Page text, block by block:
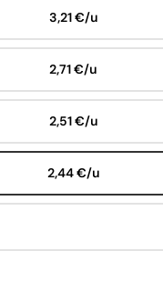
3,21 €/u
2,71 €/u
2,51 €/u
2,44 €/u